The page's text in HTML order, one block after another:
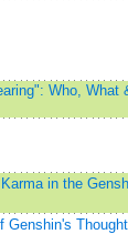
Who, What
in the
Genshin's